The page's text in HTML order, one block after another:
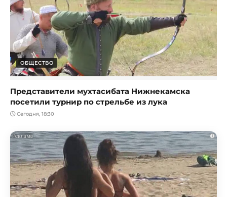
ОБЩЕСТВО
Представители мухтасибата Нижнекамска
посетили турнир по стрельбе из лука
Сегодня, 18:30
i